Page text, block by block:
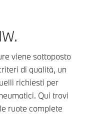
viene sottoposto
di qualità, un
richiesti per
Qui trovi
ruote complete